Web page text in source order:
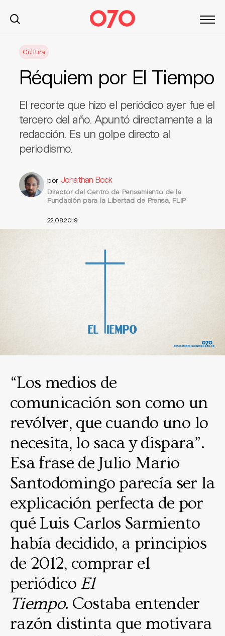
Cultura
Réquiem por El Tiempo
El recorte que hizo el periódico ayer fue el
tercero del año. Apuntó directamente a la
redacción. Es un golpe directo al
periodismo.
por Jonathan Bock
Director del Centro de Pensamiento de la
Fundación para la Libertad de Prensa, FLIP
22.08.2019
“Los medios de
comunicación son como un
revólver, que cuando uno lo
necesita, lo saca y dispara”.
Esa frase de Julio Mario
Santodomingo parecía ser la
explicación perfecta de por
qué Luis Carlos Sarmiento
había decidido, a principios
de 2012, comprar el
periódico El
Tiempo. Costaba entender
razón distinta que motivara